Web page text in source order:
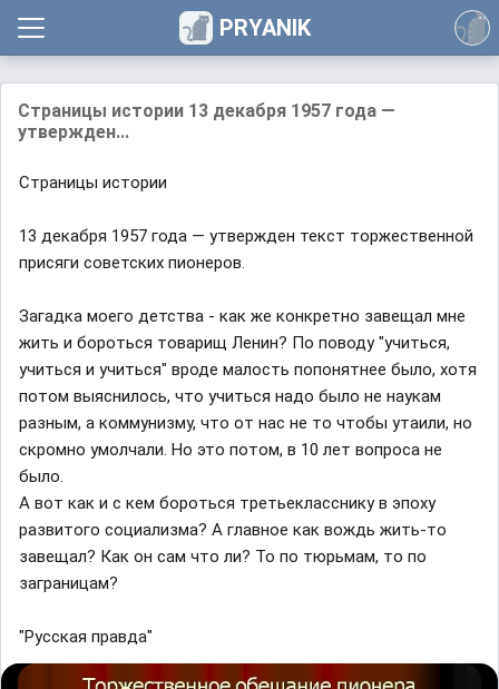
PRYANIK
Страницы истории 13 декабря 1957 года —
утвержден...
Страницы истории
13 декабря 1957 года — утвержден текст торжественной
присяги советских пионеров.
Загадка моего детства - как же конкретно завещал мне
жить и бороться товарищ Ленин? По поводу "учиться,
учиться и учиться" вроде малость попонятнее было, хотя
потом выяснилось, что учиться надо было не наукам
разным, а коммунизму, что от нас не то чтобы утаили, но
скромно умолчали. Но это потом, в 10 лет вопроса не
было.
А вот как и с кем бороться третьекласснику в эпоху
развитого социализма? А главное как вождь жить-то
завещал? Как он сам что ли? То по тюрьмам, то по
заграницам?
"Русская правда"